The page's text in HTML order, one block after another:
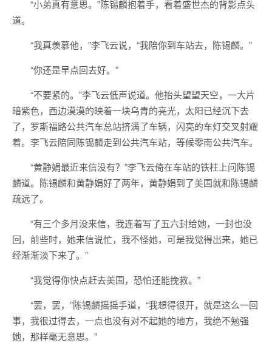
“小弟真有意思。”陈锡麟抱着手，看着盛世杰的背影点头
道。
“我真羡慕他，”李飞云说，“我陪你到车站去，陈锡麟。”
“你还是早点回去好。”
“不要紧的。”李飞云低声说道。他抬头望望天空，一大片
暗紫色，西边漠漠的映着一块乌青的亮光，太阳已经沉下去
了，罗斯福路公共汽车总站挤满了车辆，闪亮的车灯交叉射耀
着。李飞云陪同陈锡麟走到公共汽车站，等候零南公共汽车。
“黄静娟最近来信没有？”李飞云倚在车站的铁柱上问陈锡
麟道。陈锡麟和黄静娟好了两年，黄静娟到了美国就和陈锡麟
疏远了。
“有三个多月没来信，我连着写了五六封给她，一封也没
回，前些时，她来信说忙，我不怪她，可是我觉得出来，她已
经渐渐淡下来了。”
“我觉得你快点赶去美国，恐怕还能挽救。”
“罢，罢，”陈锡麟摇摇手道，“我想得很开，就是这么一回
事，我很过得去，一点也没有对不起她的地方，我绝不勉强
她，那样毫无意思。”